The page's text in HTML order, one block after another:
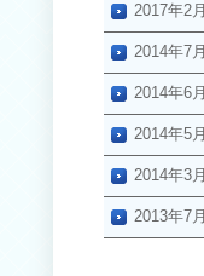
2017年2月
2014年7月
2014年6月
2014年5月
2014年3月
2013年7月